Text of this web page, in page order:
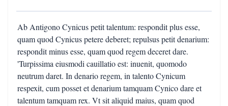
Ab Antigono Cynicus petit talentum: respondit plus esse,
quam quod Cynicus petere deberet; repulsus petit denarium:
respondit minus esse, quam quod regem deceret dare.
'Turpissima eiusmodi cauillatio est: inuenit, quomodo
neutrum daret. In denario regem, in talento Cynicum
respexit, cum posset et denarium tamquam Cynico dare et
talentum tamquam rex. Vt sit aliquid maius, quam quod